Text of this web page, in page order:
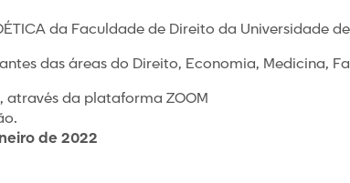
da Faculdade de Direito da Universidade
das áreas do Direito, Economia, Medicina,
através da plataforma ZOOM
de 2022